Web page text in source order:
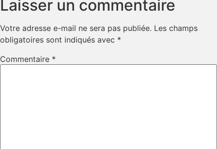
Laisser un commentaire
Votre adresse e-mail ne sera pas publiée. Les champs
obligatoires sont indiqués avec *
Commentaire *